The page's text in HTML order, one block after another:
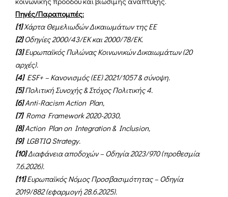
Πηγές/Παραπομπές:
[1]Χάρτα Θεμελιωδών Δικαιωμάτων της ΕΕ
[2]Οδηγίες 2000/43/ΕΚ και 2000/78/ΕΚ.
[3]Ευρωπαϊκός Πυλώνας Κοινωνικών Δικαιωμάτων (20
αρχές).
[4]ESF+ – Κανονισμός (ΕΕ) 2021/1057 & σύνοψη.
[5]Πολιτική Συνοχής & Στόχος Πολιτικής 4.
[6]Anti-Racism Action Plan,
[7]Roma Framework 2020-2030,
[8]Action Plan on Integration & Inclusion,
[9]LGBTIQ Strategy.
[10]Διαφάνεια αποδοχών – Οδηγία 2023/970 (προθεσμία
7.6.2026).
[11]Ευρωπαϊκός Νόμος Προσβασιμότητας – Οδηγία
2019/882 (εφαρμογή 28.6.2025).